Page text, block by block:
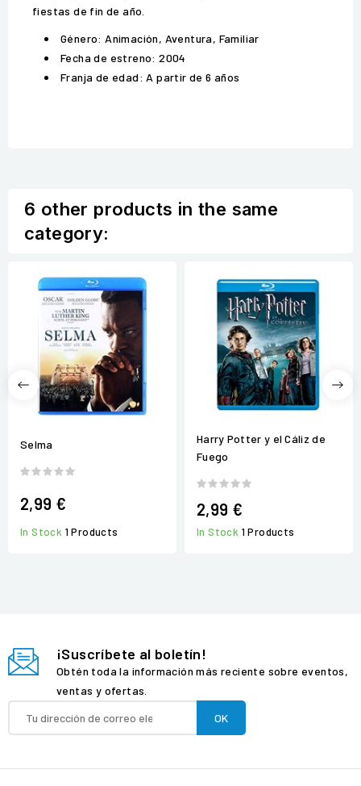
fiestas de fin de año.
Género: Animación, Aventura, Familiar
Fecha de estreno: 2004
Franja de edad: A partir de 6 años
6 other products in the same
category:
Selma
2,99 €
In Stock 1 Products
Harry Potter y el Cáliz de
Fuego
2,99 €
In Stock 1 Products
¡Suscríbete al boletín!
Obtén toda la información más reciente sobre eventos,
ventas y ofertas.